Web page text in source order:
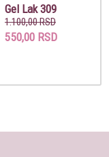
Gel Lak 309
1.100,00 RSD
550,00 RSD